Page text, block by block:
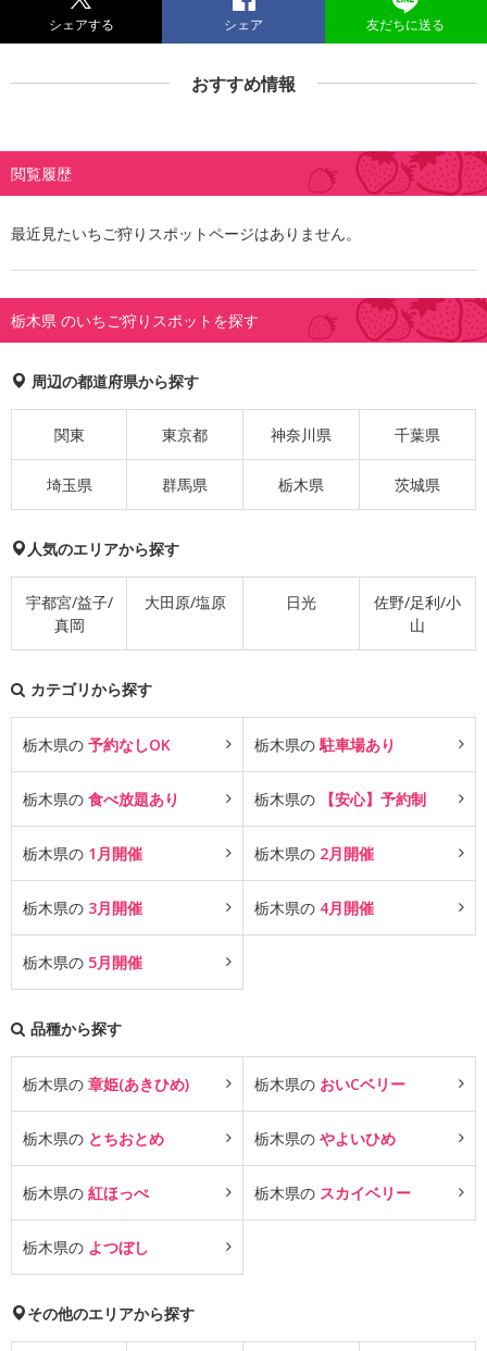
シェアする シェア 友だちに送る
おすすめ情報
閲覧履歴
最近見たいちご狩りスポットページはありません。
栃木県 のいちご狩りスポットを探す
周辺の都道府県から探す
関東 東京都 神奈川県 千葉県
埼玉県 群馬県 栃木県 茨城県
人気のエリアから探す
宇都宮/益子/
真岡
大田原/塩原 日光
佐野/足利/小
山
カテゴリから探す
栃木県の 予約なしOK 栃木県の 駐車場あり
栃木県の 食べ放題あり 栃木県の 【安心】予約制
栃木県の 1月開催 栃木県の 2月開催
栃木県の 3月開催 栃木県の 4月開催
栃木県の 5月開催
品種から探す
栃木県の 章姫(あきひめ) 栃木県の おいCベリー
栃木県の とちおとめ 栃木県の やよいひめ
栃木県の 紅ほっぺ 栃木県の スカイベリー
栃木県の よつぼし
その他のエリアから探す